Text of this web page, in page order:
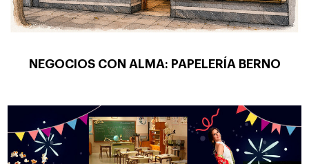
NEGOCIOS CON ALMA: PAPELERÍA BERNO